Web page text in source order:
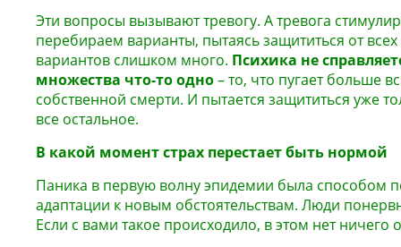
Эти вопросы вызывают тревогу. А тревога
перебираем варианты, пытаясь защититься от всех
вариантов слишком много. Психика не
множества что-то одно– то, что пугает больше
собственной смерти. И пытается защититься уже
все остальное.
В какой момент страх перестает быть нормой
Паника в первую волну эпидемии была способом
адаптации к новым обстоятельствам. Люди
Если с вами такое происходило, в этом нет ничего